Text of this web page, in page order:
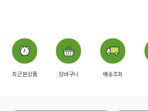
최근본상품 장바구니 배송조회